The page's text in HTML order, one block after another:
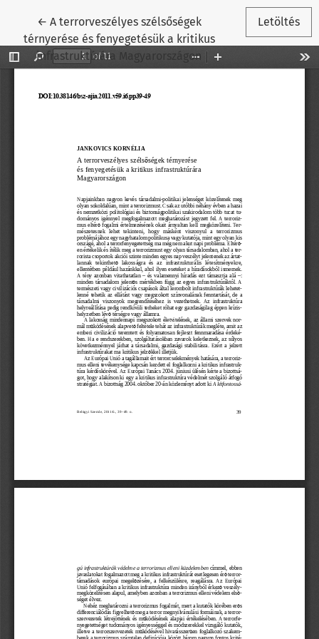
← Vissza a cikk részleteihez
A terrorveszélyes szélsőségek
térnyerése és fenyegetésük a kritikus
infrastruktúrára Magyarországon
Letöltés